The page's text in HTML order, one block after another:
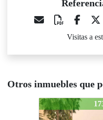
Visitas a
Otros inmuebles que
173.000 €
63-CR/001